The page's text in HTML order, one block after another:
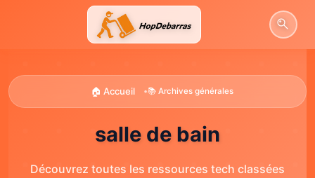
🏠 Accueil •📚 Archives générales
salle de bain
Découvrez toutes les ressources tech classées